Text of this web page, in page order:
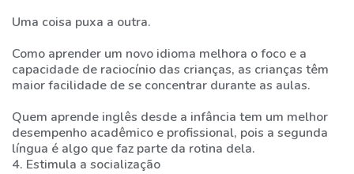
Uma coisa puxa a outra.
Como aprender um novo idioma melhora o foco e a
capacidade de raciocínio das crianças, as crianças têm
maior facilidade de se concentrar durante as aulas.
Quem aprende inglês desde a infância tem um melhor
desempenho acadêmico e profissional, pois a segunda
língua é algo que faz parte da rotina dela.
4. Estimula a socialização